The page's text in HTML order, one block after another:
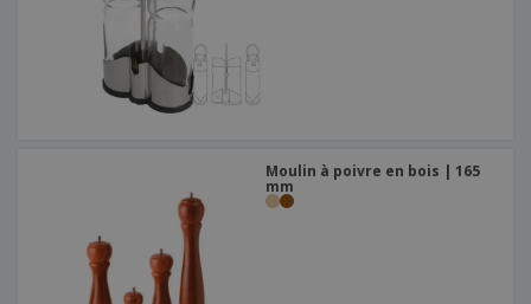
Moulin à poivre en bois | 165
mm